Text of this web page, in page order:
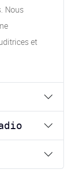
Nous
et